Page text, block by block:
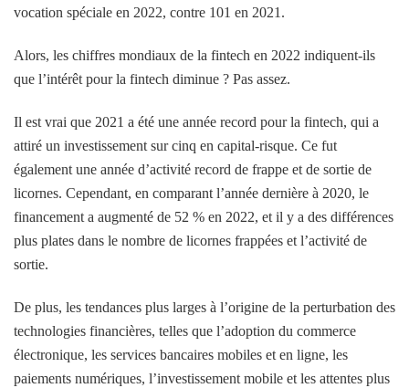
vocation spéciale en 2022, contre 101 en 2021.
Alors, les chiffres mondiaux de la fintech en 2022 indiquent-ils
que l’intérêt pour la fintech diminue ? Pas assez.
Il est vrai que 2021 a été une année record pour la fintech, qui a
attiré un investissement sur cinq en capital-risque. Ce fut
également une année d’activité record de frappe et de sortie de
licornes. Cependant, en comparant l’année dernière à 2020, le
financement a augmenté de 52 % en 2022, et il y a des différences
plus plates dans le nombre de licornes frappées et l’activité de
sortie.
De plus, les tendances plus larges à l’origine de la perturbation des
technologies financières, telles que l’adoption du commerce
électronique, les services bancaires mobiles et en ligne, les
paiements numériques, l’investissement mobile et les attentes plus